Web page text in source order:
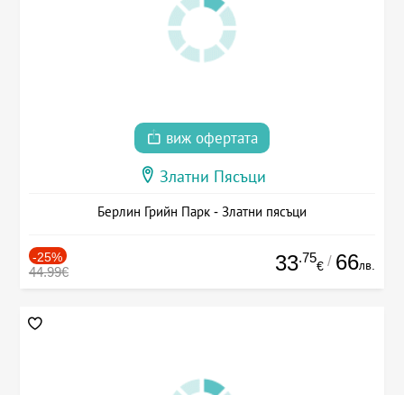
виж офертата
Златни Пясъци
Берлин Грийн Парк - Златни пясъци
-25%
44.99€ 33.75
€ / 66лв.